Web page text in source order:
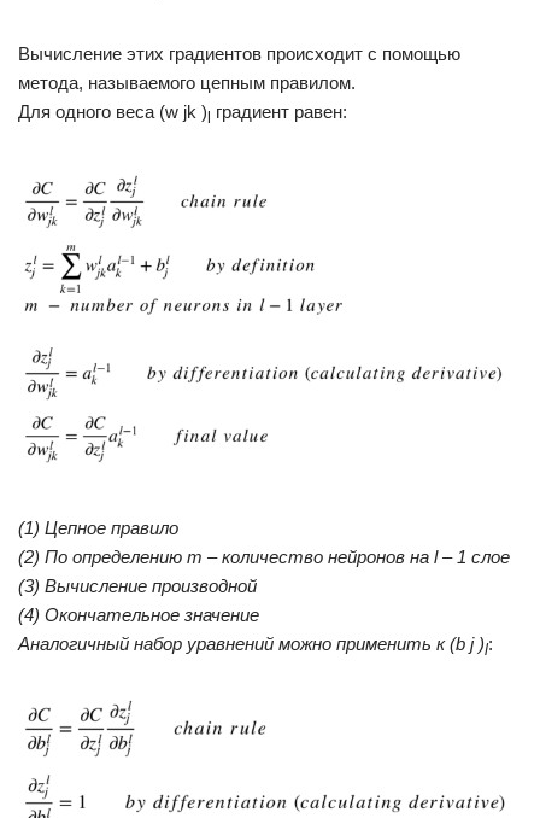
Вычисление этих градиентов происходит с помощью
метода, называемого цепным правилом.
Для одного веса (w jk ) градиент равен:
(1) Цепное правило
(2) По определению m – количество нейронов на l – 1 слое
(3) Вычисление производной
(4) Окончательное значение
Аналогичный набор уравнений можно применить к (b j )l: